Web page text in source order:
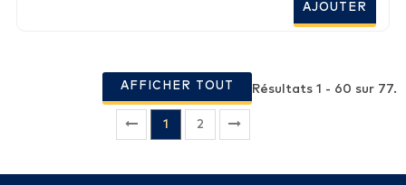
AJOUTER
AFFICHER TOUT
1 2
Résultats 1 - 60 sur 77.